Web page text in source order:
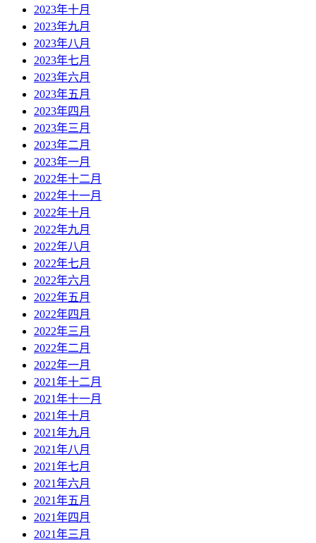
2023年十月
2023年九月
2023年八月
2023年七月
2023年六月
2023年五月
2023年四月
2023年三月
2023年二月
2023年一月
2022年十二月
2022年十一月
2022年十月
2022年九月
2022年八月
2022年七月
2022年六月
2022年五月
2022年四月
2022年三月
2022年二月
2022年一月
2021年十二月
2021年十一月
2021年十月
2021年九月
2021年八月
2021年七月
2021年六月
2021年五月
2021年四月
2021年三月